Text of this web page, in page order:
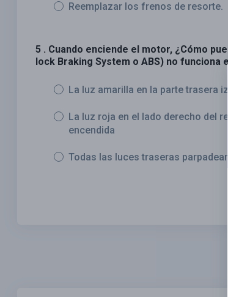
Reemplazar los frenos de resorte.
5 . Cuando enciende el motor, ¿Cómo
lock Braking System o ABS) no funciona
La luz amarilla en la parte trasera
La luz roja en el lado derecho del
encendida
Todas las luces traseras